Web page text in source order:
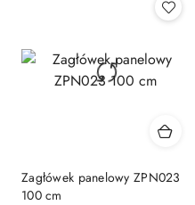
Zagłówek panelowy ZPN023
100 cm